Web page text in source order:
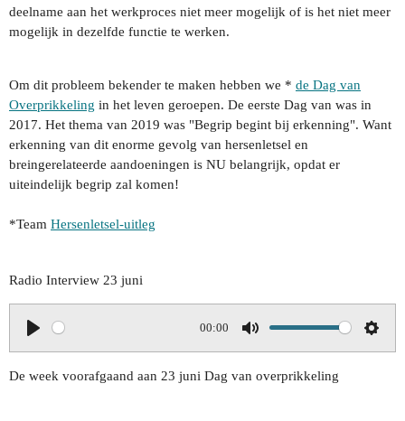
deelname aan het werkproces niet meer mogelijk of is het niet meer
mogelijk in dezelfde functie te werken.
Om dit probleem bekender te maken hebben we * de Dag van
Overprikkeling in het leven geroepen. De eerste Dag van was in
2017. Het thema van 2019 was "Begrip begint bij erkenning". Want
erkenning van dit enorme gevolg van hersenletsel en
breingerelateerde aandoeningen is NU belangrijk, opdat er
uiteindelijk begrip zal komen!
*Team Hersenletsel-uitleg
Radio Interview 23 juni
00:00
De week voorafgaand aan 23 juni Dag van overprikkeling